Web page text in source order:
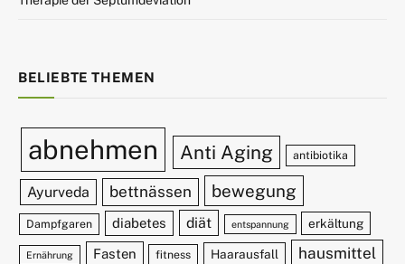
BELIEBTE THEMEN
abnehmen Anti Aging antibiotika
Ayurveda bettnässen bewegung
Dampfgaren diabetes diät entspannung erkältung
Ernährung Fasten fitness Haarausfall hausmittel